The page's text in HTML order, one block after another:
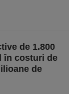
de 1.800
în costuri de
de